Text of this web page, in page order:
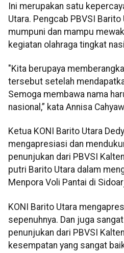
Ini merupakan satu
Utara. Pengcab PBVSI Barito
mumpuni dan mampu
kegiatan olahraga tingkat
"Kita berupaya
tersebut setelah
Semoga membawa nama
nasional,” kata Annisa
Ketua KONI Barito Utara
mengapresiasi dan
penunjukan dari PBVSI
putri Barito Utara dalam
Menpora Voli Pantai di
KONI Barito Utara
sepenuhnya. Dan juga
penunjukan dari PBVSI
kesempatan yang sangat